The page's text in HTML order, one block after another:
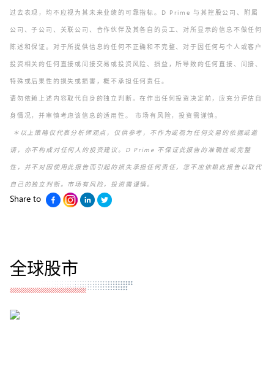
过去表现，均不应视为其未来业绩的可靠指标。D Prime 与其控股公司、附属
公司、子公司、关联公司、合作伙伴及其各自的员工、对所显示的信息不做任何
陈述和保证。对于所提供信息的任何不正确和不完整、对于因任何与个人或客户
投资相关的任何直接或间接交易或投资风险、损益，所导致的任何直接、间接、
特殊或后果性的损失或损害，概不承担任何责任。
请勿依赖上述内容取代自身的独立判断。在作出任何投资决定前，应充分评估自
身情况，并审慎考虑该信息的适用性。 市场有风险，投资需谨慎。
＊以上策略仅代表分析师观点，仅供参考，不作为或视为任何交易的依据或邀
请，亦不构成对任何人的投资建议。D Prime 不保证此报告的准确性或完整
性，并不对因使用此报告而引起的损失承担任何责任，您不应依赖此报告以取代
自己的独立判断。市场有风险，投资需谨慎。
Share to
全球股市